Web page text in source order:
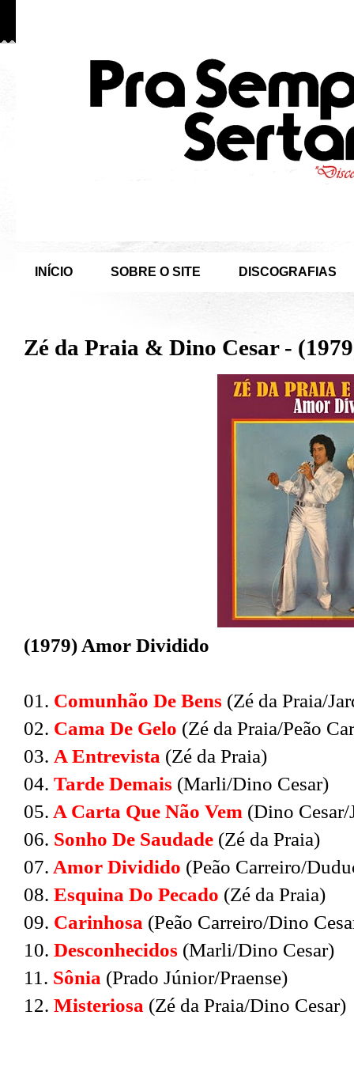
INÍCIO SOBRE O SITE DISCOGRAFIAS
Zé da Praia & Dino Cesar -
(1979) Amor Dividido
01. Comunhão De Bens (Zé da Praia/
02. Cama De Gelo (Zé da Praia/Peão
03. A Entrevista (Zé da Praia)
04. Tarde Demais (Marli/Dino Cesar)
05. A Carta Que Não Vem (Dino
06. Sonho De Saudade (Zé da Praia)
07. Amor Dividido (Peão Carreiro/
08. Esquina Do Pecado (Zé da Praia)
09. Carinhosa (Peão Carreiro/Dino
10. Desconhecidos (Marli/Dino Cesar)
11. Sônia (Prado Júnior/Praense)
12. Misteriosa (Zé da Praia/Dino Cesar)